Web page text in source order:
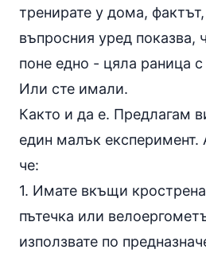
тренирате у дома,
въпросния уред показва,
поне едно - цяла раница
Или сте имали.
Както и да е. Предлагам
един малък експеримент.
че:
1. Имате вкъщи
пътечка или
използвате по